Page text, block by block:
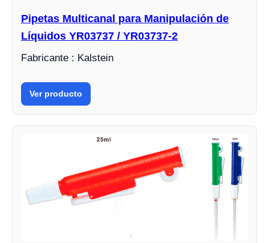
Pipetas Multicanal para Manipulación de
Líquidos YR03737 / YR03737-2
Fabricante : Kalstein
Ver producto